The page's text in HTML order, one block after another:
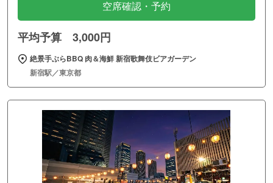
空席確認・予約
平均予算 3,000円
絶景手ぶらBBQ 肉＆海鮮 新宿歌舞伎ビアガーデン
新宿駅／東京都